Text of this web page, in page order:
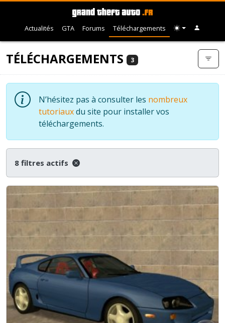
Actualités GTA Forums Téléchargements
TÉLÉCHARGEMENTS 3
N’hésitez pas à consulter les nombreux
tutoriauxdu site pour installer vos
téléchargements.
8 filtres actifs